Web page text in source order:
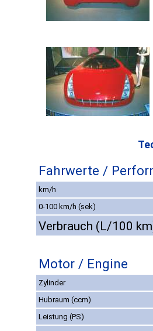
Fahrwerte /
km/h
0-100 km/h (sek)
Verbrauch (L/100
Motor / Engine
Zylinder
Hubraum (ccm)
Leistung (PS)